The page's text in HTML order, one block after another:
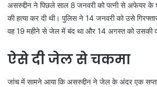
असरुद्दीन ने पिछले साल 8 जनवरी को पत्नी से अफेयर के
की हत्या कर दी थी। पुलिस ने 14 जनवरी को उसे
वह 19 महीने से जेल में बंद था और 14 अगस्त को उसकी
ऐसे दी जेल से चकमा
जांच में सामने आया कि असरुद्दीन ने जेल के अंदर एक